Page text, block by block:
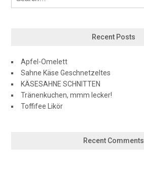
Recent Posts
Apfel-Omelett
Sahne Käse Geschnetzeltes
KÄSESAHNE SCHNITTEN
Tränenkuchen, mmm lecker!
Toffifee Likör
Recent Comments